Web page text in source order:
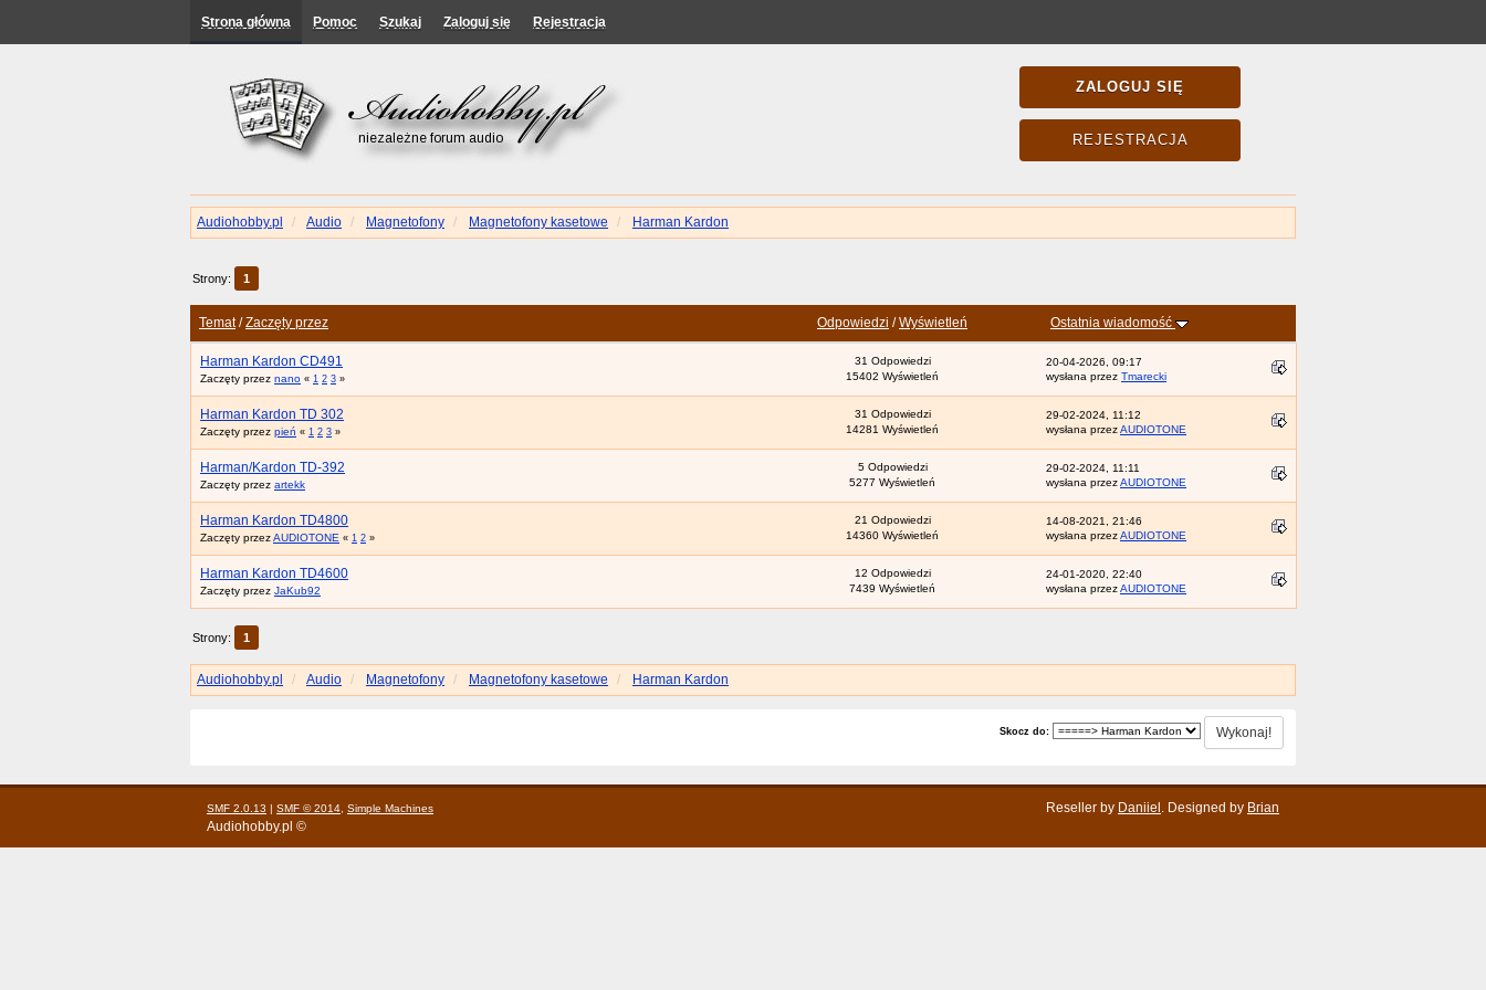
Strona główna Pomoc Szukaj Zaloguj się Rejestracja
ZALOGUJ SIĘ
REJESTRACJA
Audiohobby.pl Audio Magnetofony Magnetofony kasetowe Harman Kardon
Strony: 1
Temat/Zaczęty przez Odpowiedzi /Wyświetleń Ostatnia wiadomość
Harman Kardon CD491
Zaczęty przez nano « 1 2 3 »
31 Odpowiedzi
15402 Wyświetleń
20-04-2026, 09:17
wysłana przez Tmarecki
Harman Kardon TD 302
Zaczęty przez pień « 1 2 3 »
31 Odpowiedzi
14281 Wyświetleń
29-02-2024, 11:12
wysłana przezAUDIOTONE
Harman/Kardon TD-392
Zaczęty przez artekk
5 Odpowiedzi
5277 Wyświetleń
29-02-2024, 11:11
wysłana przezAUDIOTONE
Harman Kardon TD4800
Zaczęty przezAUDIOTONE « 1 2 »
21 Odpowiedzi
14360 Wyświetleń
14-08-2021, 21:46
wysłana przezAUDIOTONE
Harman Kardon TD4600
Zaczęty przez JaKub92
12 Odpowiedzi
7439 Wyświetleń
24-01-2020, 22:40
wysłana przezAUDIOTONE
Strony: 1
Audiohobby.pl Audio Magnetofony Magnetofony kasetowe Harman Kardon
Skocz do:
SMF 2.0.13 | SMF © 2014 Simple Machines Reseller by Daniiel . Designed by Brian
Audiohobby.pl ©